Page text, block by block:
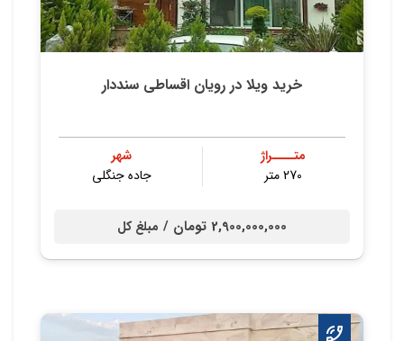
خرید ویلا در رویان اقساطی سنددار
متــــراژ
270 متر
شهر
جاده جنگلی
2,900,000,000 تومان / مبلغ کل